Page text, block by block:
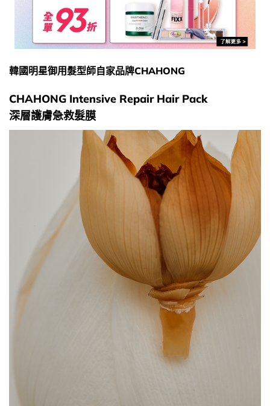
韓國明星御用髮型師自家品牌CHAHONG
CHAHONG Intensive Repair Hair Pack
深層護膚急救髮膜